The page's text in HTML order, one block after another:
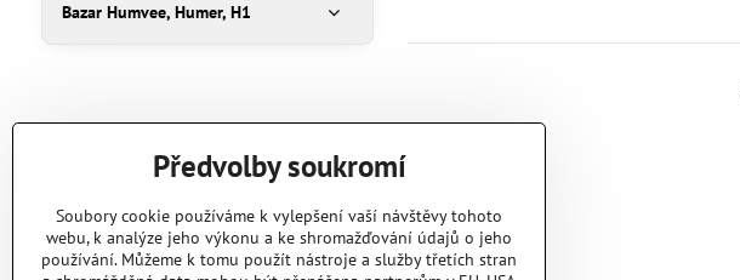
Bazar Humvee, Humer, H1
Předvolby soukromí
Soubory cookie používáme k vylepšení vaší návštěvy tohoto
webu, k analýze jeho výkonu a ke shromažďování údajů o jeho
používání. Můžeme k tomu použít nástroje a služby třetích stran